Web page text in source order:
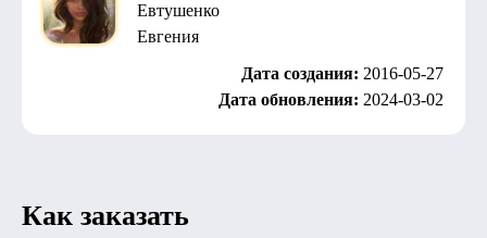
Евтушенко
Евгения
Дата создания: 2016-05-27
Дата обновления: 2024-03-02
Как заказать